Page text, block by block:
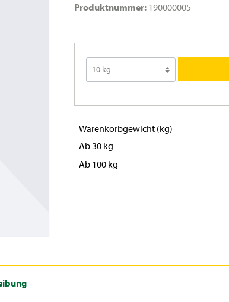
Produktnummer: 190000005
Warenkorbgewicht (kg)
Ab 30 kg
Ab 100 kg